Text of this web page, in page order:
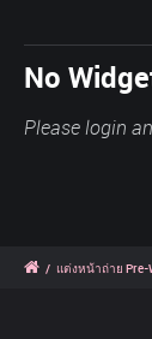
No
Please login
/ แต่งหน้าถ่าย Pre-